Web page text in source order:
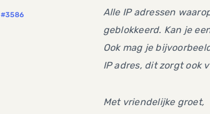
#3586
Alle IP adressen
geblokkeerd. Kan je
Ook mag je
IP adres, dit zorgt ook
Met vriendelijke groet,